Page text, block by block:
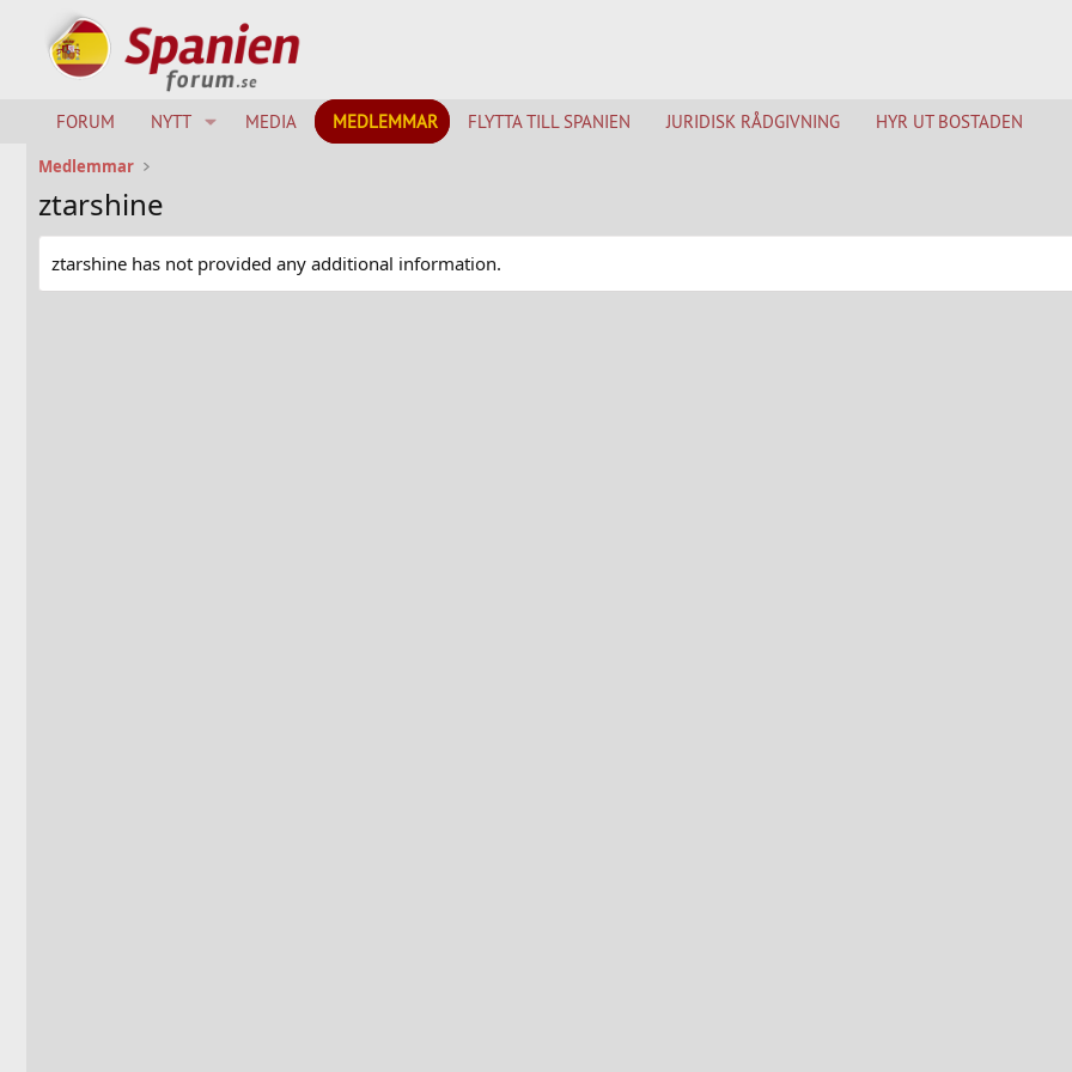
FORUM NYTT MEDIA MEDLEMMAR FLYTTA TILL SPANIEN JURIDISK RÅDGIVNING HYR UT BOSTADEN
Medlemmar
ztarshine
ztarshine has not provided any additional information.